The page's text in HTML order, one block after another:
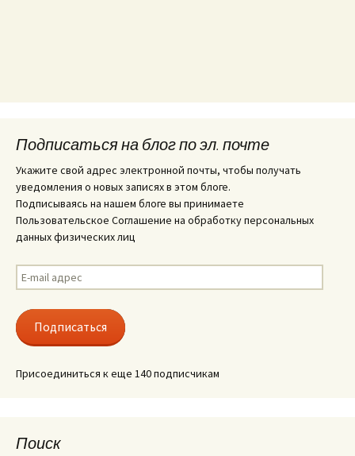
Подписаться на блог по эл. почте
Укажите свой адрес электронной почты, чтобы получать
уведомления о новых записях в этом блоге.
Подписываясь на нашем блоге вы принимаете
Пользовательское Соглашение на обработку персональных
данных физических лиц
E-
mail
Подписаться
Присоединиться к еще 140 подписчикам
Поиск